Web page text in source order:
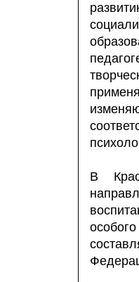
В